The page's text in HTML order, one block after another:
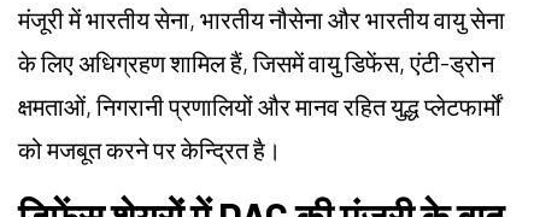
मंजूरी में भारतीय सेना, भारतीय नौसेना और भारतीय वायु सेना
के लिए अधिग्रहण शामिल हैं, जिसमें वायुडिफेंस, एंटी-ड्रोन
क्षमताओं, निगरानी प्रणालियों और मानव रहित युद्ध प्लेटफार्मों
को मजबूत करने पर केन्द्रित है।